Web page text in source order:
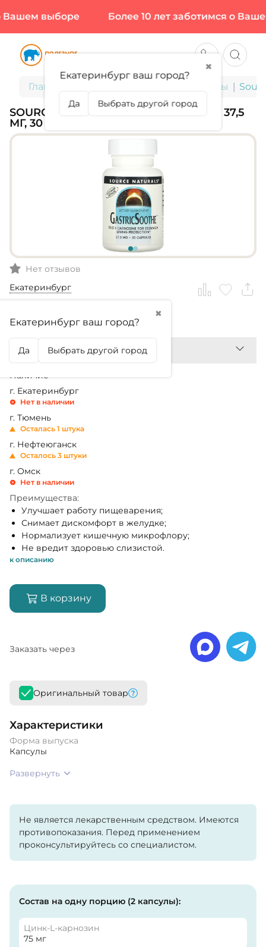
выборе Более 10 лет заботимся о
Главная БАДы для здоровья и красоты
SOURCE NATURALS, GASTRICSOOTHE, 37,5
МГ, 30 КАПС (15 ПОРЦИЙ)
Нет отзывов
Екатеринбург
✖
Екатеринбург ваш город?
Да Выбрать другой город
1 699,99₽
Наличие
г. Екатеринбург
Нет в наличии
г. Тюмень
Осталась 1 штука
г. Нефтеюганск
Осталось 3 штуки
г. Омск
Нет в наличии
Преимущества:
Улучшает работу пищеварения;
Снимает дискомфорт в желудке;
Нормализует кишечную микрофлору;
Не вредит здоровью слизистой.
к описанию
В корзину
Заказать через
Оригинальный товар
Характеристики
Форма выпуска
Капсулы
Развернуть
Не является лекарственным средством. Имеются
противопоказания. Перед применением
проконсультируйтесь со специалистом.
Состав на одну порцию (2 капсулы):
Цинк-L-карнозин
75 мг
✖
Екатеринбург ваш город?
Да Выбрать другой город